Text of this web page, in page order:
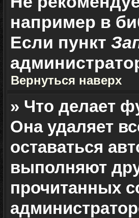
например в
Если пункт
Вернуться наверх
» Что делает
Она удаляет
оставаться
выполняют
прочитанных